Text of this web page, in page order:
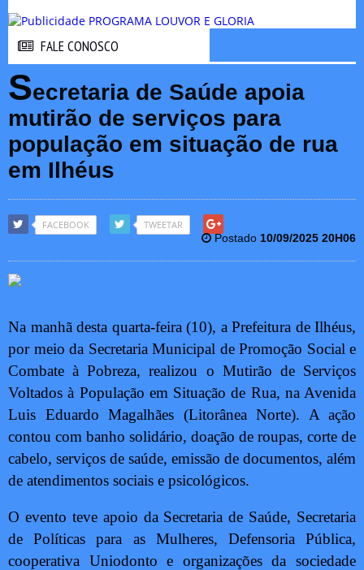
FALE CONOSCO
Secretaria de Saúde apoia
mutirão de serviços para
população em situação de rua
em Ilhéus
FACEBOOK TWEETAR
Postado 10/09/2025 20H06
Na manhã desta quarta-feira (10), a Prefeitura de Ilhéus,
por meio da Secretaria Municipal de Promoção Social e
Combate à Pobreza, realizou o Mutirão de Serviços
Voltados à População em Situação de Rua, na Avenida
Luis Eduardo Magalhães (Litorânea Norte). A ação
contou com banho solidário, doação de roupas, corte de
cabelo, serviços de saúde, emissão de documentos, além
de atendimentos sociais e psicológicos.
O evento teve apoio da Secretaria de Saúde, Secretaria
de Políticas para as Mulheres, Defensoria Pública,
cooperativa Uniodonto e organizações da sociedade